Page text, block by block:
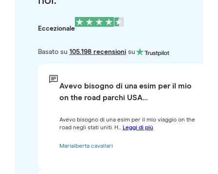
Eccezionale
Basato su 105.198 recensionisu
Avevo bisogno di una esim per il mio
on the road parchi USA…
Avevo bisogno di una esim per il mio viaggio on the
road negli stati uniti. H... Leggi di più
Marialberta cavallari